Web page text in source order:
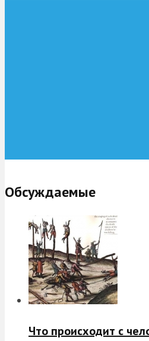
Обсуждаемые
Что происходит с